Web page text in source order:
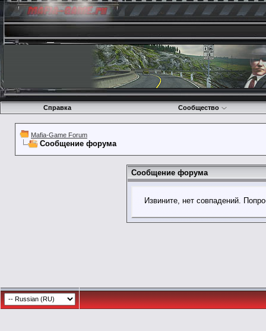
Справка Сообщество
Mafia-Game Forum
Сообщение форума
Сообщение форума
Извините, нет совпадений.